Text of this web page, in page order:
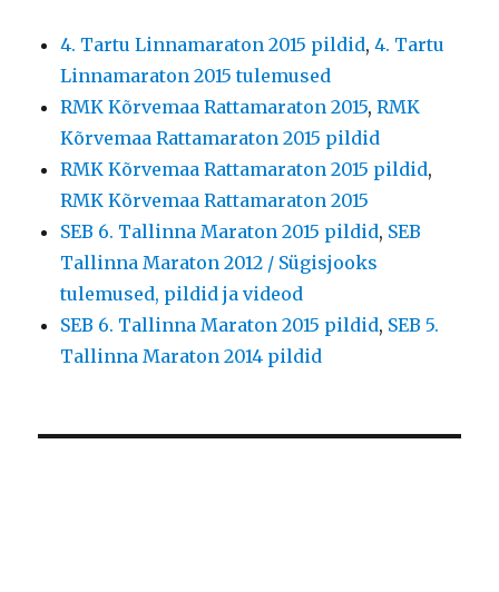
4. Tartu Linnamaraton 2015 pildid,4. Tartu
Linnamaraton 2015 tulemused
RMK Kõrvemaa Rattamaraton 2015,RMK
Kõrvemaa Rattamaraton 2015 pildid
RMK Kõrvemaa Rattamaraton 2015 pildid,
RMK Kõrvemaa Rattamaraton 2015
SEB 6. Tallinna Maraton 2015 pildid, SEB
Tallinna Maraton 2012 / Sügisjooks
tulemused, pildid ja videod
SEB 6. Tallinna Maraton 2015 pildid, SEB 5.
Tallinna Maraton 2014 pildid